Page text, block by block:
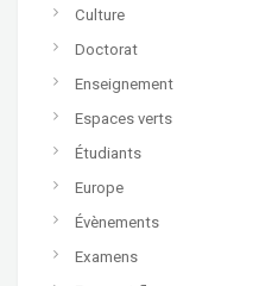
Culture
Doctorat
Enseignement
Espaces verts
Étudiants
Europe
Évènements
Examens